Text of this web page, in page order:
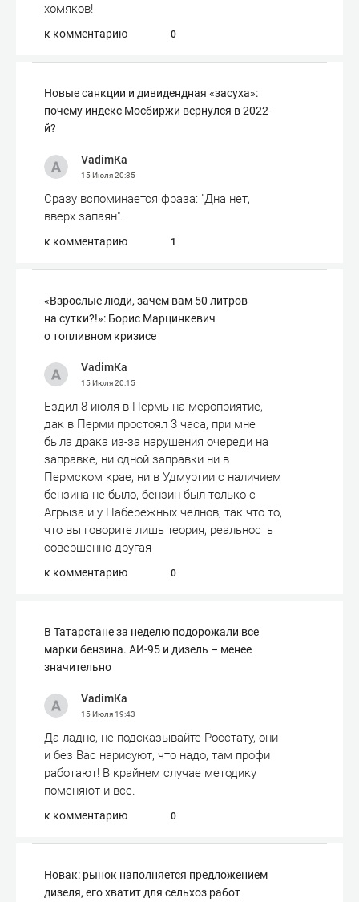
хомяков!
к комментарию 0
Новые санкции и дивидендная «засуха»:
почему индекс Мосбиржи вернулся в 2022-
й?
VadimКа
15 Июля20:35
Сразу вспоминается фраза: "Дна нет,
вверх запаян".
к комментарию 1
«Взрослые люди, зачем вам 50 литров
на сутки?!»: Борис Марцинкевич
о топливном кризисе
VadimКа
15 Июля20:15
Ездил 8 июля в Пермь на мероприятие,
дак в Перми простоял 3 часа, при мне
была драка из-за нарушения очереди на
заправке, ни одной заправки ни в
Пермском крае, ни в Удмуртии с наличием
бензина не было, бензин был только с
Агрыза и у Набережных челнов, так что то,
что вы говорите лишь теория, реальность
совершенно другая
к комментарию 0
В Татарстане за неделю подорожали все
марки бензина. АИ-95 и дизель – менее
значительно
VadimКа
15 Июля19:43
Да ладно, не подсказывайте Росстату, они
и без Вас нарисуют, что надо, там профи
работают! В крайнем случае методику
поменяют и все.
к комментарию 0
Новак: рынок наполняется предложением
дизеля, его хватит для сельхоз работ